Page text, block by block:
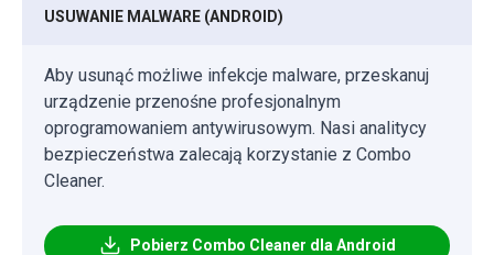
USUWANIE MALWARE (ANDROID)
Aby usunąć możliwe infekcje malware, przeskanuj
urządzenie przenośne profesjonalnym
oprogramowaniem antywirusowym. Nasi analitycy
bezpieczeństwa zalecają korzystanie z Combo
Cleaner.
Pobierz Combo Cleaner dla Android